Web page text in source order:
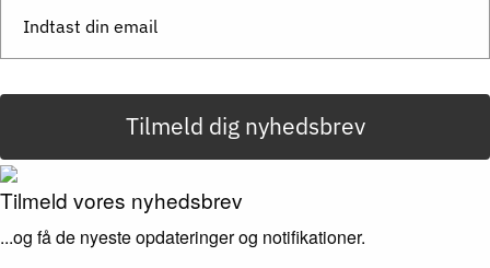
Tilmeld dig nyhedsbrev
Tilmeld vores nyhedsbrev
...og få de nyeste opdateringer og notifikationer.